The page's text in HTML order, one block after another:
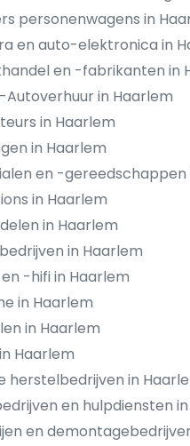
personenwagens in
en auto-elektronica in
en -fabrikanten in
in Haarlem
in Haarlem
in Haarlem
en -gereedschappen
in Haarlem
in Haarlem
in Haarlem
-hifi in Haarlem
in Haarlem
in Haarlem
Haarlem
herstelbedrijven in
en hulpdiensten
en